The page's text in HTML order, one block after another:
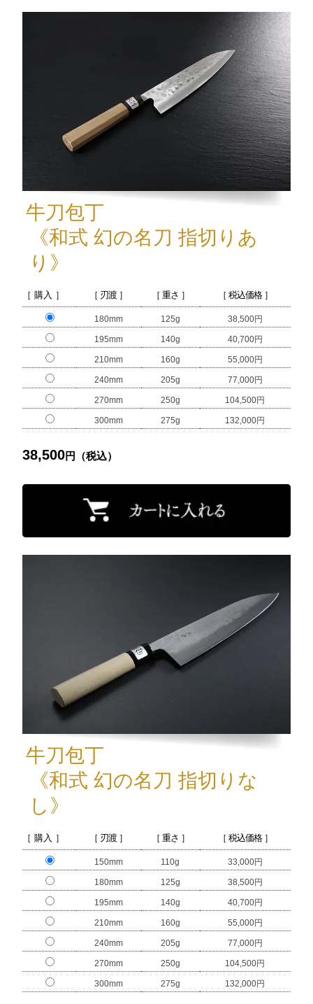
牛刀包丁
《和式 幻の名刀 指切りあ
り》
［ 購入 ］ ［ 刃渡 ］ ［ 重さ ］ ［ 税込価格 ］
180mm 125g 38,500円
195mm 140g 40,700円
210mm 160g 55,000円
240mm 205g 77,000円
270mm 250g 104,500円
300mm 275g 132,000円
38,500円（税込）
牛刀包丁
《和式 幻の名刀 指切りな
し》
［ 購入 ］ ［ 刃渡 ］ ［ 重さ ］ ［ 税込価格 ］
150mm 110g 33,000円
180mm 125g 38,500円
195mm 140g 40,700円
210mm 160g 55,000円
240mm 205g 77,000円
270mm 250g 104,500円
300mm 275g 132,000円